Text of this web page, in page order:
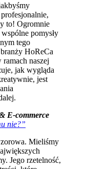
to! Ogromnie
pomysły
tego
HoReCa
naszej
jak wygląda
jest
E-commerce
nie?”
Mieliśmy
Jego rzetelność,